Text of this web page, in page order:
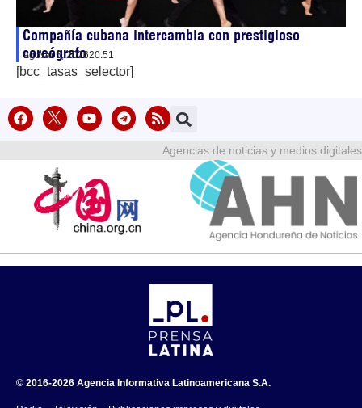
Compañía cubana intercambia con prestigioso
coreógrafo
agosto 5, 202620:51
[bcc_tasas_selector]
Agencias de noticias y medios digitales
© 2016-2026 Agencia Informativa Latinoamericana S.A.